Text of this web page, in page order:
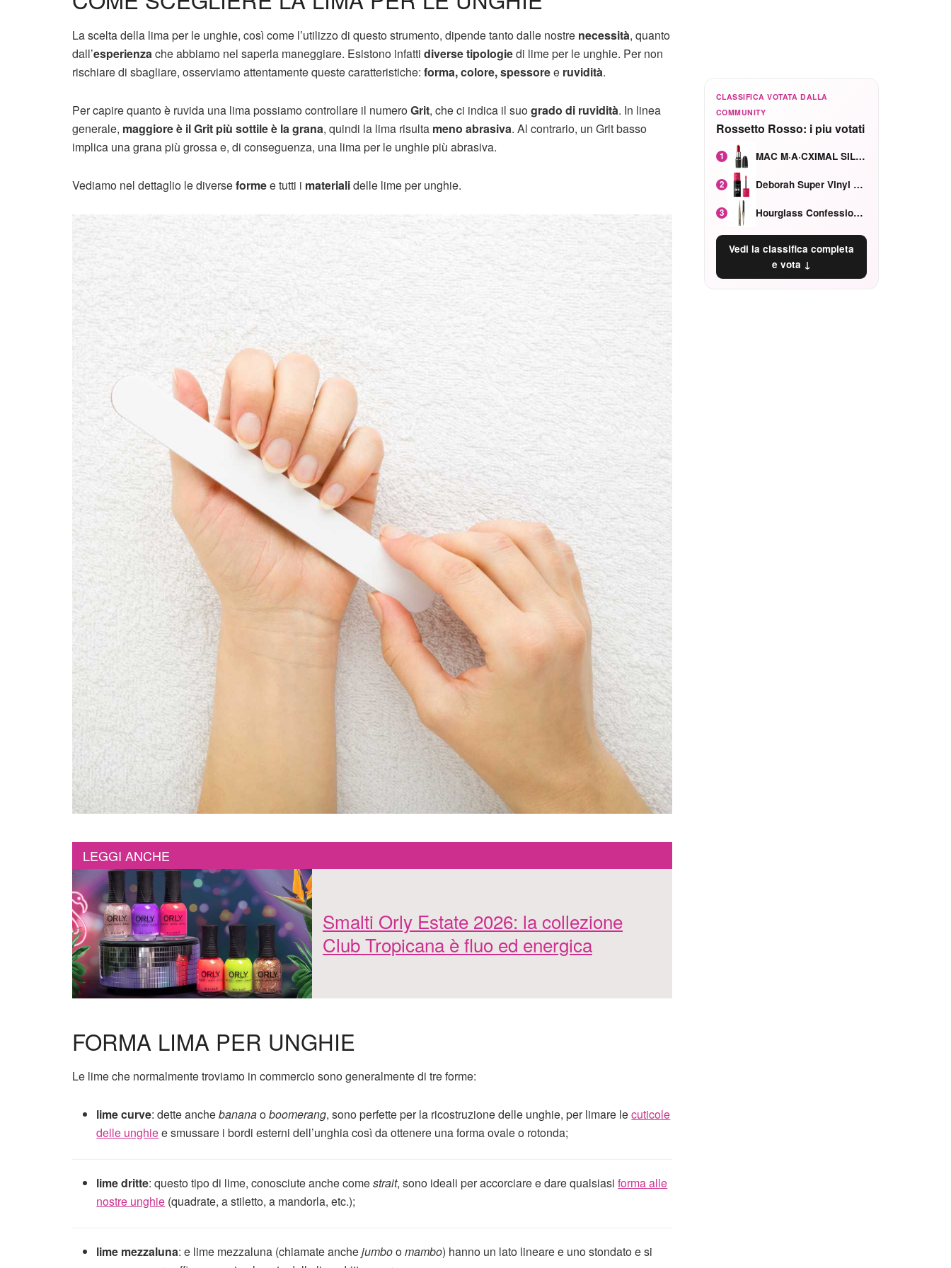
La scelta della lima per le unghie, così come l’utilizzo di questo strumento, dipende tanto dalle nostre necessità, quanto
dall’esperienzache abbiamo nel saperla maneggiare. Esistono infatti diverse tipologiedi lime per le unghie. Per non
rischiare di sbagliare, osserviamo attentamente queste caratteristiche: forma, colore, spessoree ruvidità.
Per capire quanto è ruvida una lima possiamo controllare il numeroGrit, che ci indica il suogrado di ruvidità. In linea
generale, maggiore è il Grit più sottile è la grana, quindi la lima risulta meno abrasiva. Al contrario, un Grit basso
implica una grana più grossa e, di conseguenza, una lima per le unghie più abrasiva.
Vediamo nel dettaglio le diverseformee tutti i materialidelle lime per unghie.
LEGGI ANCHE
Smalti Orly Estate 2026: la collezione
Club Tropicana è fluo ed energica
FORMA LIMA PER UNGHIE
Le lime che normalmente troviamo in commercio sono generalmente di tre forme:
lime curve: dette anchebananaoboomerang, sono perfette per la ricostruzione delle unghie, per limare lecuticole
delle unghiee smussare i bordi esterni dell’unghia così da ottenere una forma ovale o rotonda;
lime dritte: questo tipo di lime, conosciute anche comestrait, sono ideali per accorciare e dare qualsiasiforma alle
nostre unghie (quadrate, a stiletto, a mandorla, etc.);
lime mezzaluna: e lime mezzaluna (chiamate anchejumboomambo) hanno un lato lineare e uno stondato e si
CLASSIFICA VOTATA DALLA
COMMUNITY
Rossetto Rosso: i piu votati
1 MAC M·A·CXIMAL SILKY MATTE Red Rock mat
2 Deborah Super Vinyl Shake Rosa Ciliegia
3 Hourglass Confession Ricaricabile Ultra Preciso Ad Alta Intensità Secretly Classic Red
Vedi la classifica completa
e vota ↓